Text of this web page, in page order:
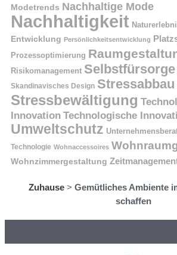
Modetrends Nachhaltige Mode
Nachhaltigkeit
Entwicklung Persönlichkeitsentwicklung
Prozessoptimierung
Risikomanagement Selbstfürsorge
Skandinavisches Design Stressabbau
Stressbewältigung
Innovation Technologische
Umweltschutz
Technologie Wohnaccessoires
Wohnzimmergestaltung
Zuhause> Gemütliches Ambiente
schaffen